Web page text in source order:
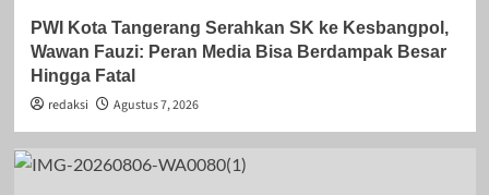
PWI Kota Tangerang Serahkan SK ke Kesbangpol,
Wawan Fauzi: Peran Media Bisa Berdampak Besar
Hingga Fatal
redaksi
Agustus 7, 2026